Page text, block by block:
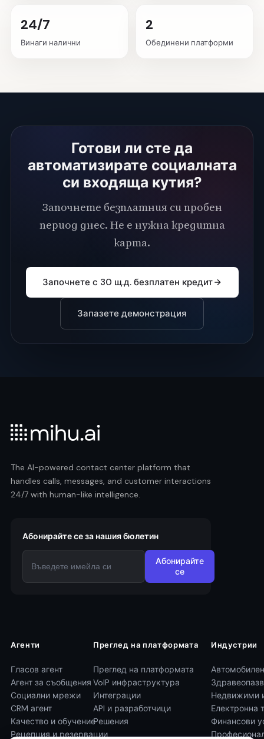
24/7
Винаги налични
2
Обединени платформи
Готови ли сте да
автоматизирате социалната
си входяща кутия?
Започнете безплатния си пробен
период днес. Не е нужна кредитна
карта.
Започнете с 30 щ.д. безплатен кредит
Запазете демонстрация
The AI-powered contact center platform that
handles calls, messages, and customer interactions
24/7 with human-like intelligence.
Абонирайте се за нашия бюлетин
Абонирайте
се
Агенти
Гласов агент
Агент за съобщения
Социални мрежи
CRM агент
Качество и обучение
Рецепция и резервации
Преглед на платформата
Преглед на платформата
VoIP инфраструктура
Интеграции
API и разработчици
Решения
Индустрии
Недвижими
Електронна
Финансови